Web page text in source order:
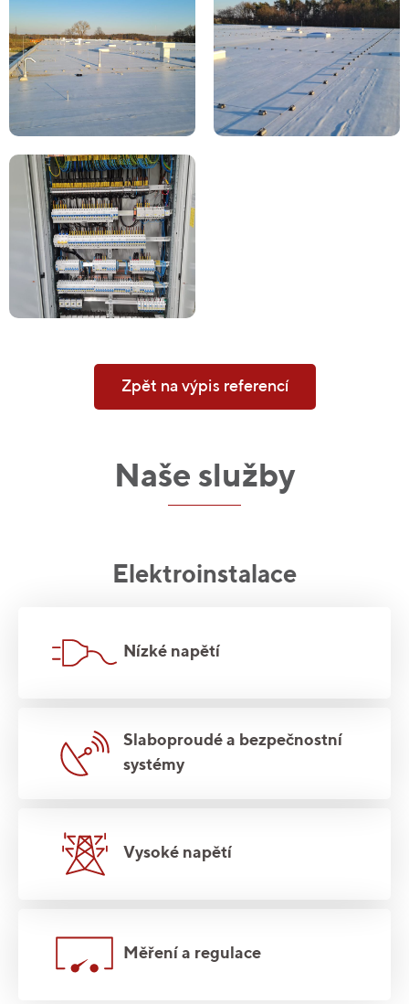
Zpět na výpis referencí
Naše služby
Elektroinstalace
Nízké napětí
Slaboproudé a bezpečnostní
systémy
Vysoké napětí
Měření a regulace